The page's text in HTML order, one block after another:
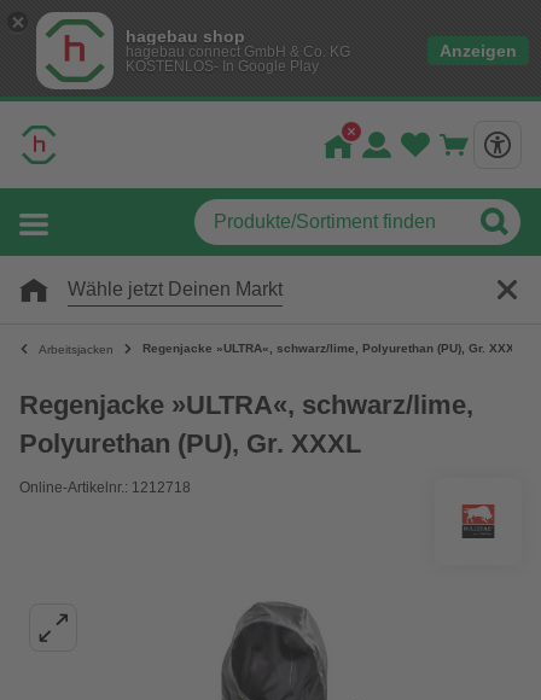
hagebau shop
hagebau connect GmbH & Co. KG
KOSTENLOS- In Google Play
Anzeigen
Wähle jetzt Deinen Markt
Arbeitsjacken Regenjacke »ULTRA«, schwarz/lime, Polyurethan (PU), Gr. XXXL
Regenjacke »ULTRA«, schwarz/lime,
Polyurethan (PU), Gr. XXXL
Online-Artikelnr.: 1212718